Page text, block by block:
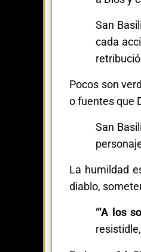
San
cada
Pocos son
o fuentes que
San
La humildad
diablo,
“‘A los